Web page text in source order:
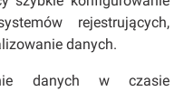
rejestrujących,
danych.
danych w czasie